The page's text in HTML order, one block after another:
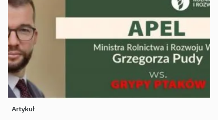
Artykuł